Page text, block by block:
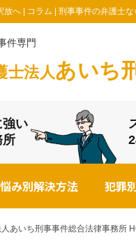
放へ | コラム | 刑事事件の弁護士
件専門
士法人あいち
強い
所
み別解決方法 犯罪
あいち刑事事件総合法律事務所